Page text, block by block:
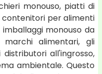
monouso, piatti di
contenitori per alimenti
monouso da
alimentari, gli
all'ingrosso,
ambientale. Questo